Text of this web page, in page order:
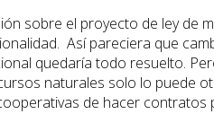
sobre el proyecto de ley de
Así pareciera que
quedaría todo resuelto.
naturales solo lo puede
de hacer